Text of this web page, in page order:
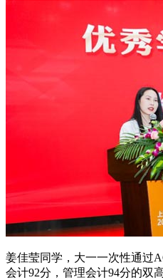
姜佳莹同学，大一一次性通过
会计92分，管理会计94分的双